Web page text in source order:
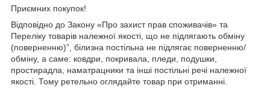
Приємних покупок!
Відповідно до Закону «Про захист прав споживачів» та
Переліку товарів належної якості, що не підлягають обміну
(поверненню)”, білизна постільна не підлягає поверненню/
обміну, а саме: ковдри, покривала, пледи, подушки,
простирадла, наматрацники та інші постільні речі належної
якості. Тому ретельно оглядайте товар при отриманні.